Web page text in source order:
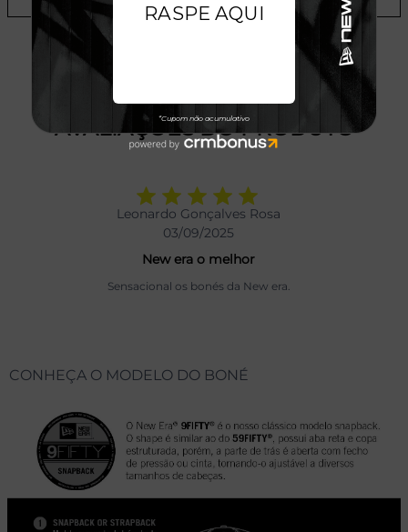
AVALIAÇÕES DO PRODUTO
Leonardo Gonçalves Rosa
03/09/2025
New era o melhor
Sensacional os bonés da New era.
CONHEÇA O MODELO DO BONÉ